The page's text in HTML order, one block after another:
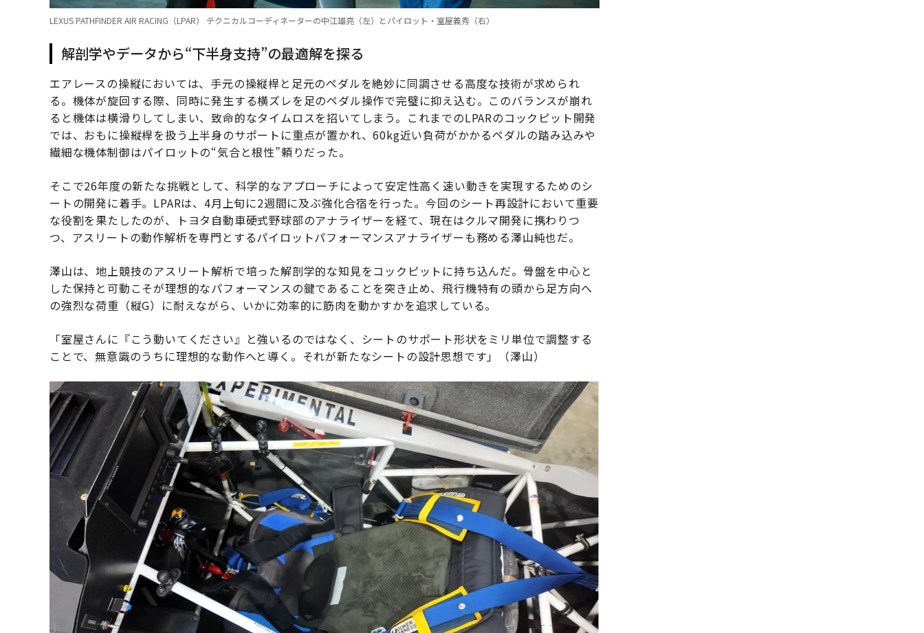
LEXUS PATHFINDER AIR RACING（LPAR） テクニカルコーディネーターの中江雄亮（左）とパイロット・室屋義秀（右）
解剖学やデータから“下半身支持”の最適解を探る
エアレースの操縦においては、手元の操縦桿と足元のペダルを絶妙に同調させる高度な技術が求められ
る。機体が旋回する際、同時に発生する横ズレを足のペダル操作で完璧に抑え込む。このバランスが崩れ
ると機体は横滑りしてしまい、致命的なタイムロスを招いてしまう。これまでのLPARのコックピット開発
では、おもに操縦桿を扱う上半身のサポートに重点が置かれ、60kg近い負荷がかかるペダルの踏み込みや
繊細な機体制御はパイロットの“気合と根性”頼りだった。
そこで26年度の新たな挑戦として、科学的なアプローチによって安定性高く速い動きを実現するためのシ
ートの開発に着手。LPARは、4月上旬に2週間に及ぶ強化合宿を行った。今回のシート再設計において重要
な役割を果たしたのが、トヨタ自動車硬式野球部のアナライザーを経て、現在はクルマ開発に携わりつ
つ、アスリートの動作解析を専門とするパイロットパフォーマンスアナライザーも務める澤山純也だ。
澤山は、地上競技のアスリート解析で培った解剖学的な知見をコックピットに持ち込んだ。骨盤を中心と
した保持と可動こそが理想的なパフォーマンスの鍵であることを突き止め、飛行機特有の頭から足方向へ
の強烈な荷重（縦G）に耐えながら、いかに効率的に筋肉を動かすかを追求している。
「室屋さんに『こう動いてください』と強いるのではなく、シートのサポート形状をミリ単位で調整する
ことで、無意識のうちに理想的な動作へと導く。それが新たなシートの設計思想です」（澤山）